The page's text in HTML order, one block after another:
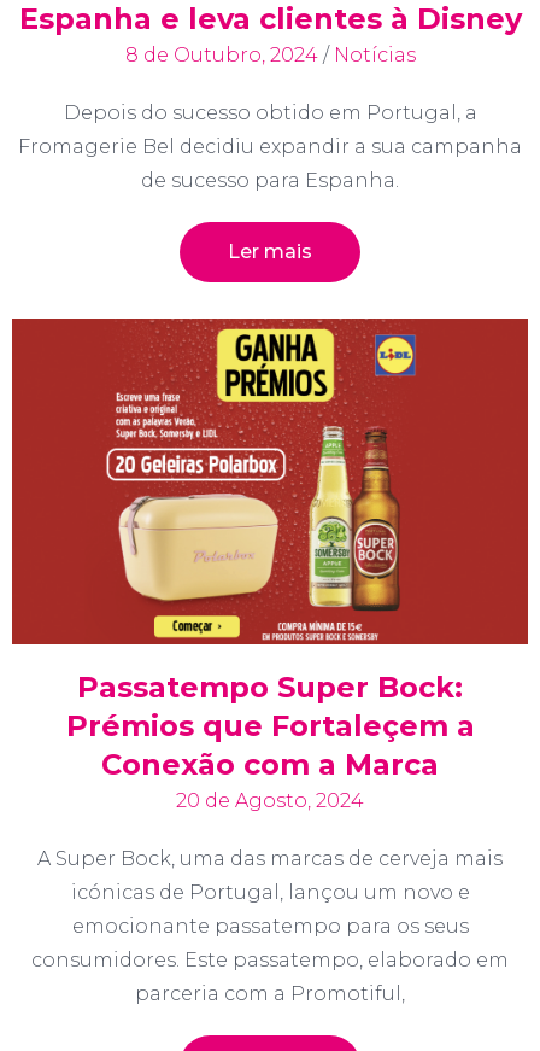
Espanha e leva clientes à Disney
8 de Outubro, 2024 / Notícias
Depois do sucesso obtido em Portugal, a
Fromagerie Bel decidiu expandir a sua campanha
de sucesso para Espanha.
Ler mais
Passatempo Super Bock:
Prémios que Fortaleçem a
Conexão com a Marca
20 de Agosto, 2024
A Super Bock, uma das marcas de cerveja mais
icónicas de Portugal, lançou um novo e
emocionante passatempo para os seus
consumidores. Este passatempo, elaborado em
parceria com a Promotiful,